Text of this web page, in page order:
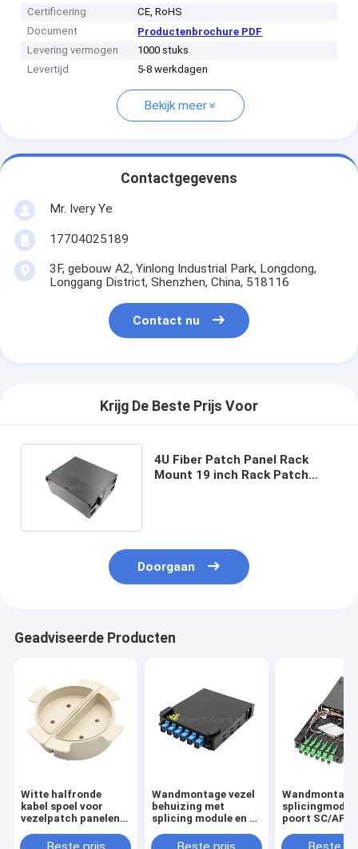
Certificering
CE, RoHS
Document
Productenbrochure PDF
Levering vermogen
1000 stuks
Levertijd
5-8 werkdagen
Bekijk meer
Contactgegevens
Mr. Ivery Ye
17704025189
3F, gebouw A2, Yinlong Industrial Park, Longdong,
Longgang District, Shenzhen, China, 518116
Contact nu
Krijg De Beste Prijs Voor
4U Fiber Patch Panel Rack
Mount 19 inch Rack Patch
Doorgaan
Geadviseerde Producten
Witte halfronde
kabel spoel voor
vezelpatch panelen
Wandmontage vezel
behuizing met
splicing module en 6-
adapter paneel
poort SC/APC